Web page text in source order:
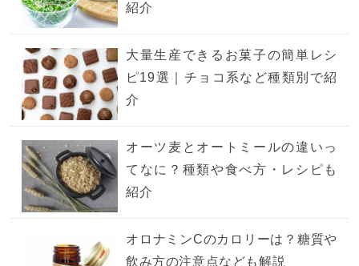
紹介
大量生産できるお菓子の簡単レシ
ピ19選｜チョコ系など種類別で紹
介
オーツ麦とオートミールの違いっ
てなに？種類や食べ方・レシピも
紹介
オロナミンCのカロリーは？糖質や
飲み方の注意点なども解説